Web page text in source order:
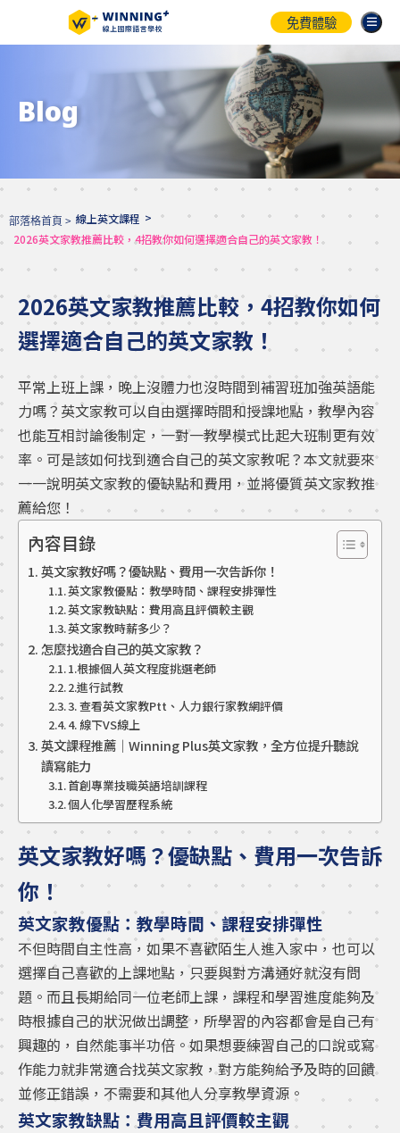
免費體驗
Blog
部落格首頁 > 線上英文課程 >
2026英文家教推薦比較，4招教你如何選擇適合自己的英文家教！
2026英文家教推薦比較，4招教你如何
選擇適合自己的英文家教！
平常上班上課，晚上沒體力也沒時間到補習班加強英語能
力嗎？英文家教可以自由選擇時間和授課地點，教學內容
也能互相討論後制定，一對一教學模式比起大班制更有效
率。可是該如何找到適合自己的英文家教呢？本文就要來
一一說明英文家教的優缺點和費用，並將優質英文家教推
薦給您！
內容目錄
英文家教好嗎？優缺點、費用一次告訴你！
英文家教優點：教學時間、課程安排彈性
英文家教缺點：費用高且評價較主觀
英文家教時薪多少？
怎麼找適合自己的英文家教？
1.根據個人英文程度挑選老師
2.進行試教
3. 查看英文家教Ptt、人力銀行家教網評價
4. 線下VS線上
英文課程推薦｜Winning Plus英文家教，全方位提升聽說
讀寫能力
首創專業技職英語培訓課程
個人化學習歷程系統
英文家教好嗎？優缺點、費用一次告訴
你！
英文家教優點：教學時間、課程安排彈性
不但時間自主性高，如果不喜歡陌生人進入家中，也可以
選擇自己喜歡的上課地點，只要與對方溝通好就沒有問
題。而且長期給同一位老師上課，課程和學習進度能夠及
時根據自己的狀況做出調整，所學習的內容都會是自己有
興趣的，自然能事半功倍。如果想要練習自己的口說或寫
作能力就非常適合找英文家教，對方能夠給予及時的回饋
並修正錯誤，不需要和其他人分享教學資源。
英文家教缺點：費用高且評價較主觀